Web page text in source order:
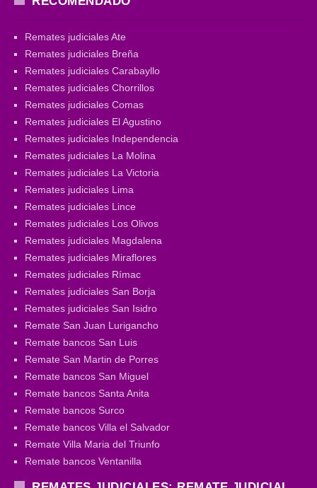
Remates judiciales Ate
Remates judiciales Breña
Remates judiciales Carabayllo
Remates judiciales Chorrillos
Remates judiciales Comas
Remates judiciales El Agustino
Remates judiciales Independencia
Remates judiciales La Molina
Remates judiciales La Victoria
Remates judiciales Lima
Remates judiciales Lince
Remates judiciales Los Olivos
Remates judiciales Magdalena
Remates judiciales Miraflores
Remates judiciales Rímac
Remates judiciales San Borja
Remates judiciales San Isidro
Remate San Juan Lurigancho
Remate bancos San Luis
Remate San Martin de Porres
Remate bancos San Miguel
Remate bancos Santa Anita
Remate bancos Surco
Remate bancos Villa el Salvador
Remate Villa Maria del Triunfo
Remate bancos Ventanilla